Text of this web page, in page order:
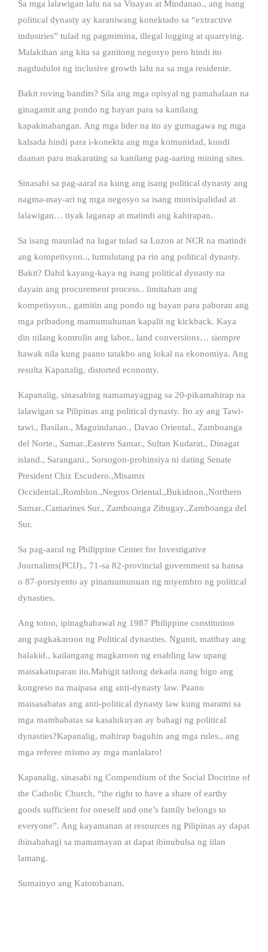
Sa mga lalawigan lalu na sa Visayas at Mindanao., ang isang
political dynasty ay karaniwang konektado sa “extractive
industries” tulad ng pagmimina, illegal logging at quarrying.
Malakihan ang kita sa ganitong negosyo pero hindi ito
nagdudulot ng inclusive growth lalu na sa mga residente.
Bakit roving bandits? Sila ang mga opisyal ng pamahalaan na
ginagamit ang pondo ng bayan para sa kanilang
kapakinabangan. Ang mga lider na ito ay gumagawa ng mga
kalsada hindi para i-konekta ang mga komunidad, kundi
daanan para makarating sa kanilang pag-aaring mining sites.
Sinasabi sa pag-aaral na kung ang isang political dynasty ang
nagma-may-ari ng mga negosyo sa isang munisipalidad at
lalawigan… tiyak laganap at matindi ang kahirapan.
Sa isang maunlad na lugar tulad sa Luzon at NCR na matindi
ang kompetisyon.., lumulutang pa rin ang political dynasty.
Bakit? Dahil kayang-kaya ng isang political dynasty na
dayain ang procurement process.. limitahan ang
kompetisyon., gamitin ang pondo ng bayan para paboran ang
mga pribadong mamumuhunan kapalit ng kickback. Kaya
din nilang kontrolin ang labor., land conversions… siempre
hawak nila kung paano tatakbo ang lokal na ekonomiya. Ang
resulta Kapanalig, distorted economy.
Kapanalig, sinasabing namamayagpag sa 20-pikamahirap na
lalawigan sa Pilipinas ang political dynasty. Ito ay ang Tawi-
tawi., Basilan., Maguindanao., Davao Oriental., Zamboanga
del Norte., Samar.,Eastern Samar., Sultan Kudarat., Dinagat
island., Sarangani., Sorsogon-probinsiya ni dating Senate
President Chiz Escudero.,Misamis
Occidental.,Romblon.,Negros Oriental.,Bukidnon.,Northern
Samar.,Camarines Sur., Zamboanga Zibugay.,Zamboanga del
Sur.
Sa pag-aaral ng Philippine Center for Investigative
Journalims(PCIJ)., 71-sa 82-provincial government sa bansa
o 87-porsiyento ay pinamumunuan ng miyembro ng political
dynasties.
Ang totoo, ipinagbabawal ng 1987 Philippine constitution
ang pagkakaroon ng Political dynasties. Ngunit, matibay ang
balakid., kailangang magkaroon ng enabling law upang
maisakatuparan ito.Mahigit tatlong dekada nang bigo ang
kongreso na maipasa ang anti-dynasty law. Paano
maisasabatas ang anti-political dynasty law kung marami sa
mga mambabatas sa kasalukuyan ay bahagi ng political
dynasties?Kapanalig, mahirap baguhin ang mga rules., ang
mga referee mismo ay mga manlalaro!
Kapanalig, sinasabi ng Compendium of the Social Doctrine of
the Catholic Church, “the right to have a share of earthy
goods sufficient for oneself and one’s family belongs to
everyone”. Ang kayamanan at resources ng Pilipinas ay dapat
ibinabahagi sa mamamayan at dapat ibinubulsa ng iilan
lamang.
Sumainyo ang Katotohanan.